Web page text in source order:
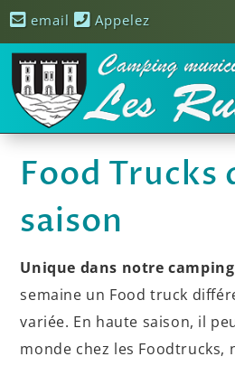
email Appelez
Food Trucks
saison
Unique dans notre
semaine un Food truck
variée. En haute saison, il
monde chez les Foodtrucks,